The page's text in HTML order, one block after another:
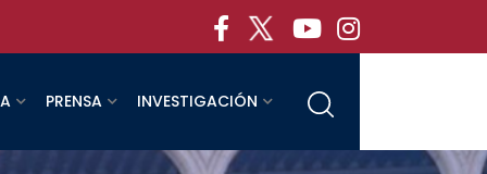
PRENSA INVESTIGACIÓN